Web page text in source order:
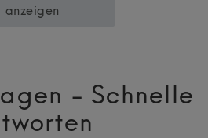
anzeigen
- Schnelle